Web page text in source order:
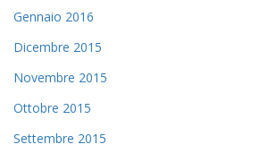
Gennaio 2016
Dicembre 2015
Novembre 2015
Ottobre 2015
Settembre 2015